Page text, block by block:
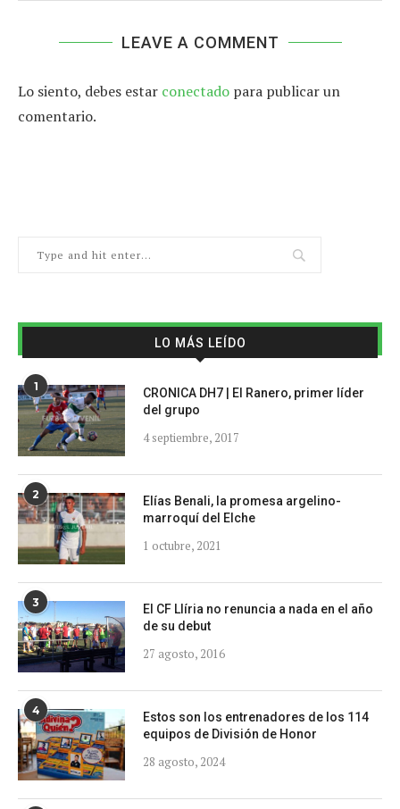
LEAVE A COMMENT
Lo siento, debes estar conectado para publicar un
comentario.
LO MÁS LEÍDO
1
CRONICA DH7 | El Ranero, primer líder
del grupo
4 septiembre, 2017
2
Elías Benali, la promesa argelino-
marroquí del Elche
1 octubre, 2021
3
El CF Llíria no renuncia a nada en el año
de su debut
27 agosto, 2016
4
Estos son los entrenadores de los 114
equipos de División de Honor
28 agosto, 2024